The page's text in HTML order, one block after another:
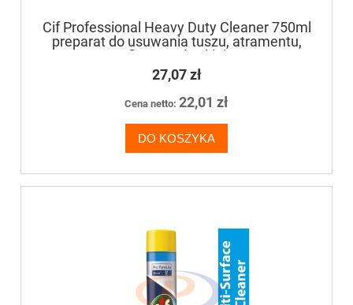
Cif Professional Heavy Duty Cleaner 750ml
preparat do usuwania tuszu, atramentu,
flamastrów, klei
27,07 zł
Cena netto: 22,01 zł
DO KOSZYKA